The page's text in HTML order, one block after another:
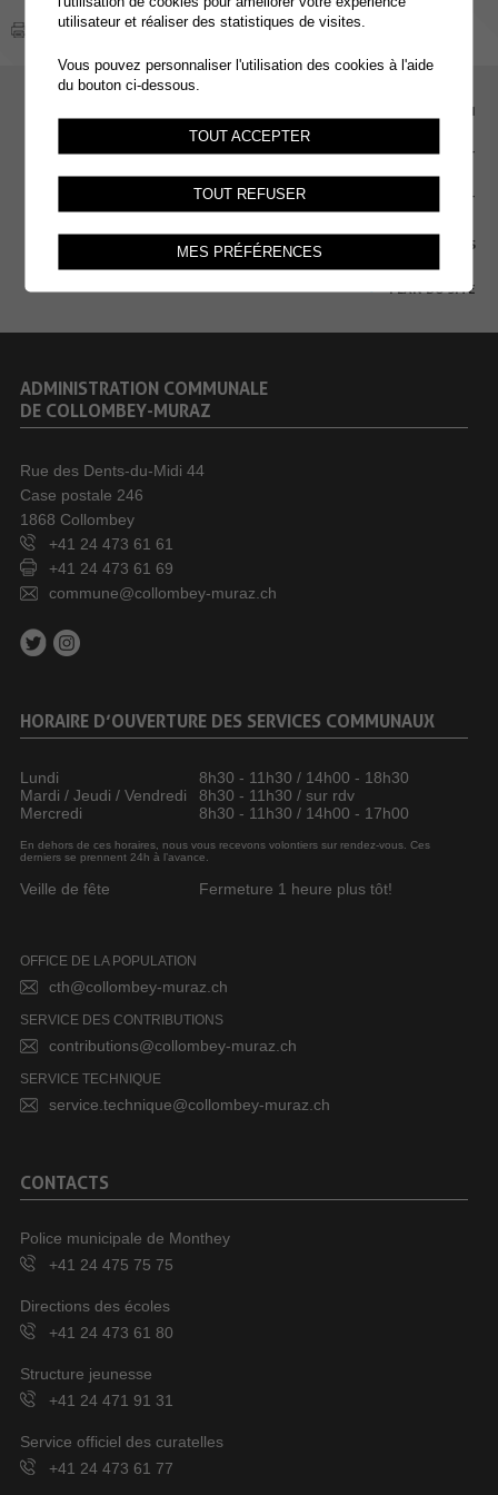
EMPLOI
CONTACT
EXTRANET
MENTIONS LÉGALES
PLAN DU SITE
ADMINISTRATION COMMUNALE
DE COLLOMBEY-MURAZ
Rue des Dents-du-Midi 44
Case postale 246
1868 Collombey
+41 24 473 61 61
+41 24 473 61 69
commune@collombey-muraz.ch
HORAIRE D’OUVERTURE DES SERVICES COMMUNAUX
Lundi
8h30 - 11h30 / 14h00 - 18h30
Mardi / Jeudi / Vendredi
8h30 - 11h30 / sur rdv
Mercredi
8h30 - 11h30 / 14h00 - 17h00
En dehors de ces horaires, nous vous recevons volontiers sur rendez-vous. Ces
derniers se prennent 24h à l’avance.
Veille de fête Fermeture 1 heure plus tôt!
OFFICE DE LA POPULATION
cth@collombey-muraz.ch
SERVICE DES CONTRIBUTIONS
contributions@collombey-muraz.ch
SERVICE TECHNIQUE
service.technique@collombey-muraz.ch
CONTACTS
Police municipale de Monthey
+41 24 475 75 75
Directions des écoles
+41 24 473 61 80
Structure jeunesse
+41 24 471 91 31
Service officiel des curatelles
+41 24 473 61 77
utilisateur et réaliser des statistiques de visites.
Vous pouvez personnaliser l'utilisation des cookies à l'aide
du bouton ci-dessous.
TOUT ACCEPTER
TOUT REFUSER
MES PRÉFÉRENCES